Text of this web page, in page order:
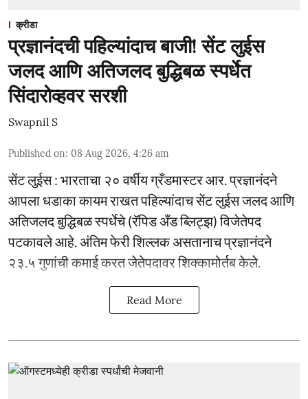
क्रीडा
प्रज्ञानंदची पहिल्यांदाच बाजी! सेंट लुईस
जलद आणि अतिजलद बुद्धिबळ स्पर्धेत
सिंदारोव्हवर सरशी
Swapnil S
Published on: 08 Aug 2026, 4:26 am
सेंट लुईस : भारताचा २० वर्षीय ग्रँडमास्टर आर. प्रज्ञानंदने
आपला धडाका कायम राखत पहिल्यांदाच सेंट लुईस जलद आणि
अतिजलद बुद्धिबळ स्पर्धेचे (रॅपिड अँड ब्लिट्झ) विजेतेपद
पटकावले आहे. अंतिम फेरी शिल्लक असतानाच प्रज्ञानंदने
२३.५ गुणांची कमाई करत जेतेपदावर शिक्कामोर्तब केले.
Read More